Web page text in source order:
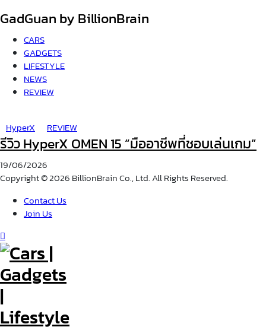
GadGuan by BillionBrain
CARS
GADGETS
LIFESTYLE
NEWS
REVIEW
HyperX REVIEW
รีวิว HyperX OMEN 15 “มืออาชีพที่ชอบเล่นเกม”
19/06/2026
Copyright © 2026 BillionBrain Co., Ltd. All Rights Reserved.
Contact Us
Join Us